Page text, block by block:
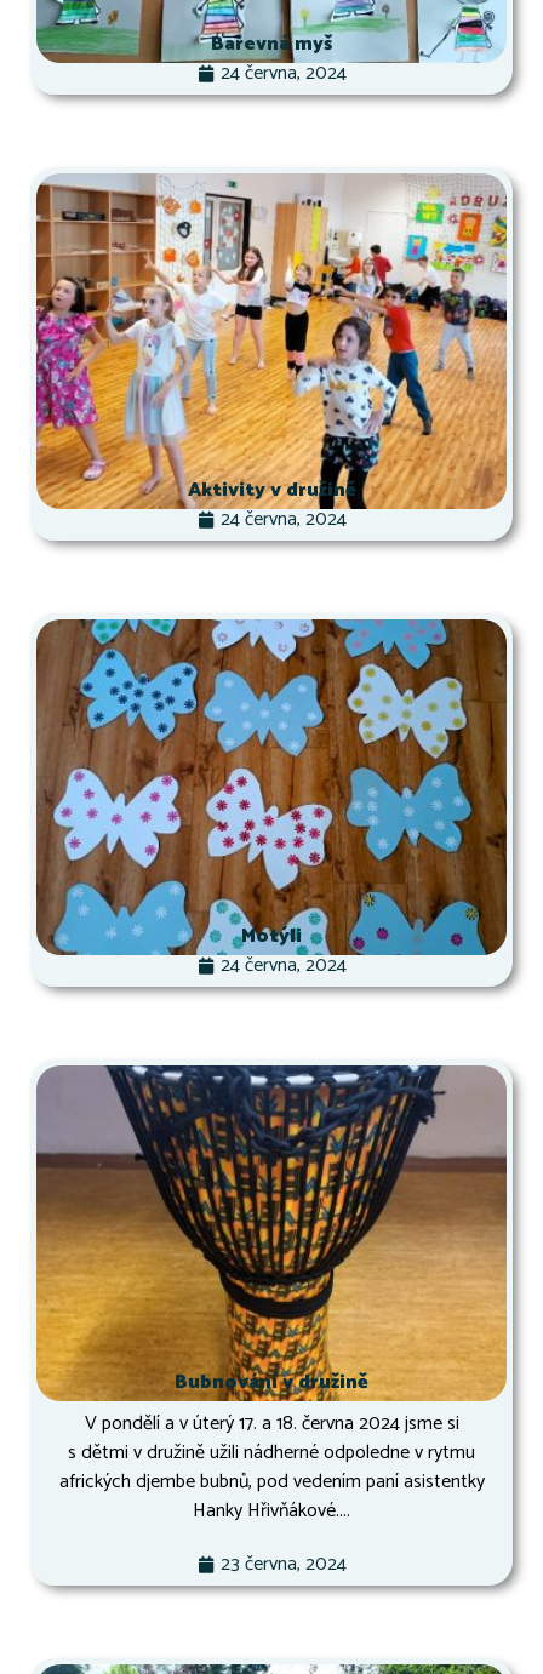
Barevná myš
24 června, 2024
Aktivity v družině
24 června, 2024
Motýli
24 června, 2024
Bubnování v družině
V pondělí a v úterý 17. a 18. června 2024 jsme si
s dětmi v družině užili nádherné odpoledne v rytmu
afrických djembe bubnů, pod vedením paní asistentky
Hanky Hřivňákové....
23 června, 2024